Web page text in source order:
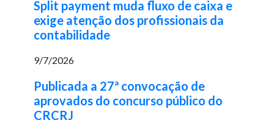
Split payment muda fluxo de caixa e
exige atenção dos profissionais da
contabilidade
9/7/2026
Publicada a 27ª convocação de
aprovados do concurso público do
CRCRJ